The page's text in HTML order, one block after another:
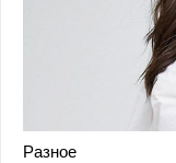
Разное